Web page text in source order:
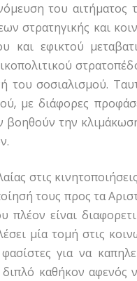
του
στρατηγικής και
εφικτού
σοσιαλισμού.
με διάφορες
βοηθούν την
στις
τους προς τα
είναι
μία τομή στις
για να
καθήκον αφενός